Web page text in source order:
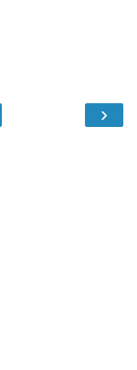
›